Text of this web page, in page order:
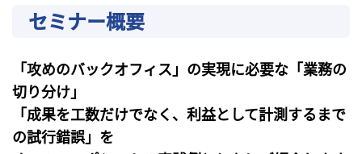
セミナー概要
「攻めのバックオフィス」の実現に必要な「業務の
切り分け」
「成果を工数だけでなく、利益として計測するまで
の試行錯誤」を